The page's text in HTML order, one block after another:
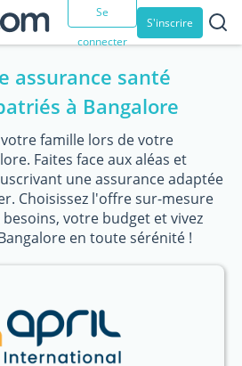
Se
connecter
S'inscrire
assurance santé
à Bangalore
famille lors de votre
Faites face aux aléas et
une assurance adaptée
Choisissez l'offre sur-mesure
votre budget et vivez
en toute sérénité !